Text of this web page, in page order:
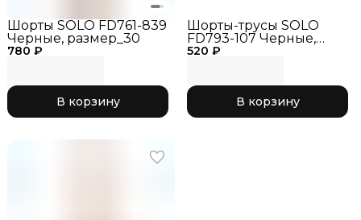
780 ₽
Шорты SOLO FD761-839
Черные, размер_30
В корзину
520 ₽
Шорты-трусы SOLO
FD793-107 Черные,
размер_40
В корзину